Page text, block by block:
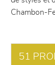
Chambon-
51